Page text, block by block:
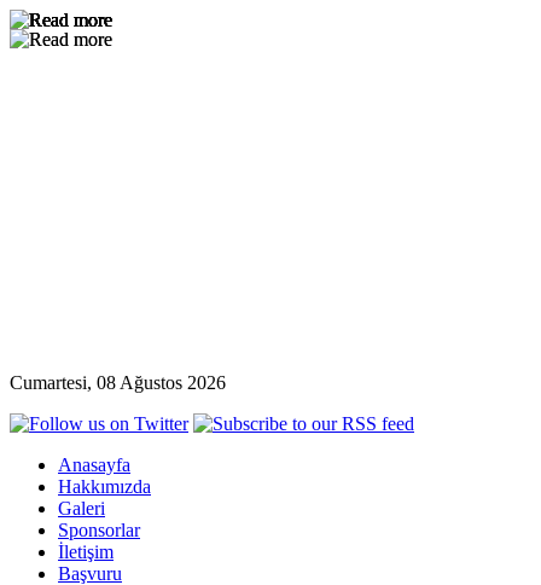
Cumartesi, 08 Ağustos 2026
Anasayfa
Hakkımızda
Galeri
Sponsorlar
İletişim
Başvuru